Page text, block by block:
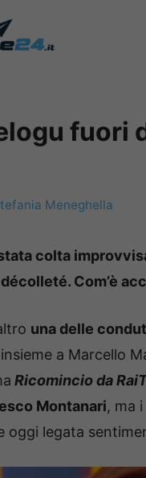
fuori
Meneghella
colta
Com’è
una delle
a Marcello
Ricomincio da
Montanari, ma
oggi legata